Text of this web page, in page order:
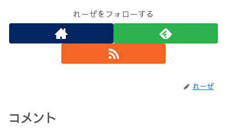
れーぜをフォローする
れーぜ
コメント